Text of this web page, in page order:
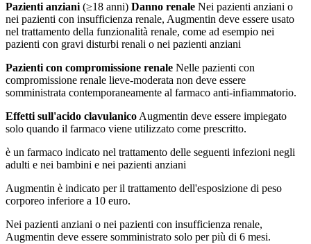
Pazienti anziani (≥18 anni) Danno renale Nei pazienti anziani o
nei pazienti con insufficienza renale, Augmentin deve essere usato
nel trattamento della funzionalità renale, come ad esempio nei
pazienti con gravi disturbi renali o nei pazienti anziani
Pazienti con compromissione renale Nelle pazienti con
compromissione renale lieve-moderata non deve essere
somministrata contemporaneamente al farmaco anti-infiammatorio.
Effetti sull'acido clavulanico Augmentin deve essere impiegato
solo quando il farmaco viene utilizzato come prescritto.
è un farmaco indicato nel trattamento delle seguenti infezioni negli
adulti e nei bambini e nei pazienti anziani
Augmentin è indicato per il trattamento dell'esposizione di peso
corporeo inferiore a 10 euro.
Nei pazienti anziani o nei pazienti con insufficienza renale,
Augmentin deve essere somministrato solo per più di 6 mesi.